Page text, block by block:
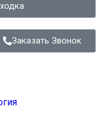
Заказать Звонок